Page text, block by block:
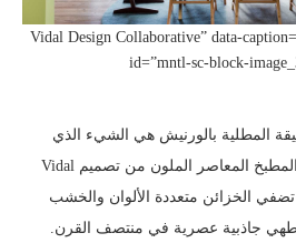
Vidal Design Collaborative” data-
id=”mntl-sc-block-
المطلية بالورنيش هي الشيء الذي
تفضله ، فاستمتع بهذا المطبخ المعاصر الملون من تصميم Vidal
Design Collaborative. تضفي الخزائن متعددة الألوان والخشب
جاذبية عصرية في منتصف القرن.